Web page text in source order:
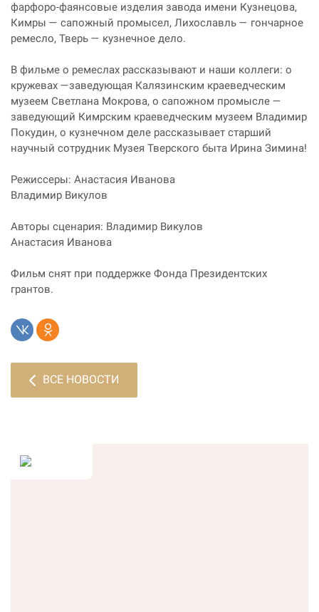
фарфоро-фаянсовые изделия завода имени Кузнецова,
Кимры — сапожный промысел, Лихославль — гончарное
ремесло, Тверь — кузнечное дело.
В фильме о ремеслах рассказывают и наши коллеги: о
кружевах —заведующая Калязинским краеведческим
музеем Светлана Мокрова, о сапожном промысле —
заведующий Кимрским краеведческим музеем Владимир
Покудин, о кузнечном деле рассказывает старший
научный сотрудник Музея Тверского быта Ирина Зимина!
Режиссеры: Анастасия Иванова
Владимир Викулов
Авторы сценария: Владимир Викулов
Анастасия Иванова
Фильм снят при поддержке Фонда Президентских
грантов.
ВСЕ НОВОСТИ